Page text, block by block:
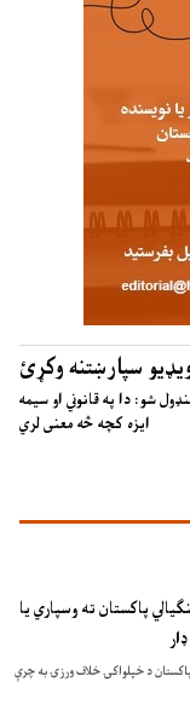
سپارښتنه وکړئ
شو: دا په قانوني او سیمه
ایزه کچه څه معنی لري
پاکستان ته وسپاري يا
د خپلواکۍ خلاف ورزۍ به چرې